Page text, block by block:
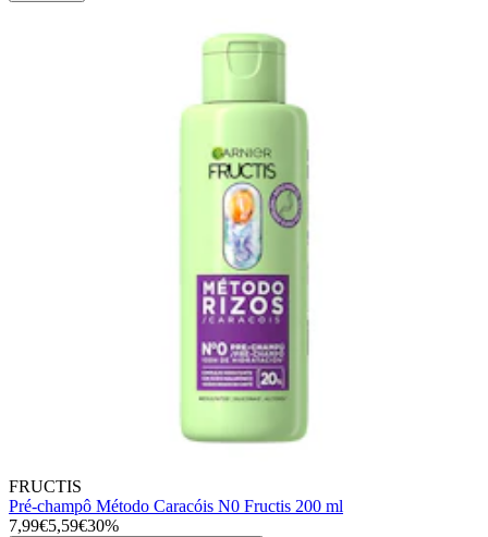
FRUCTIS
Pré-champô Método Caracóis N0 Fructis 200 ml
7,99€5,59€30%